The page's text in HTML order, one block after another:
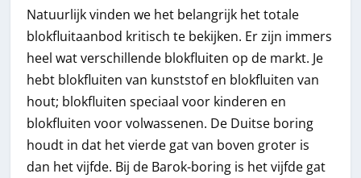
Natuurlijk vinden we het belangrijk het totale
blokfluitaanbod kritisch te bekijken. Er zijn immers
heel wat verschillende blokfluiten op de markt. Je
hebt blokfluiten van kunststof en blokfluiten van
hout; blokfluiten speciaal voor kinderen en
blokfluiten voor volwassenen. De Duitse boring
houdt in dat het vierde gat van boven groter is
dan het vijfde. Bij de Barok-boring is het vijfde gat